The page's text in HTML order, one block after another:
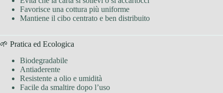
Favorisce una cottura più uniforme
Mantiene il cibo centrato e ben distribuito
🌱 Pratica ed Ecologica
Biodegradabile
Antiaderente
Resistente a olio e umidità
Facile da smaltire dopo l’uso